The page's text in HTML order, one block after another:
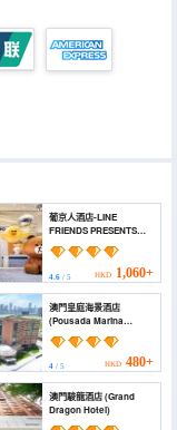
葡京人酒店-LINE
FRIENDS PRESENTS
CASA DE AMIGO
(Lisboeta Macau-LINE
FRIENDS PRESENTS
CASA DE AMIGO)
4.6/ 5 HKD 1,060+
澳門皇庭海景酒店
(Pousada Marina
Infante Macau)
4/ 5 HKD 480+
澳門駿龍酒店 (Grand
Dragon Hotel)